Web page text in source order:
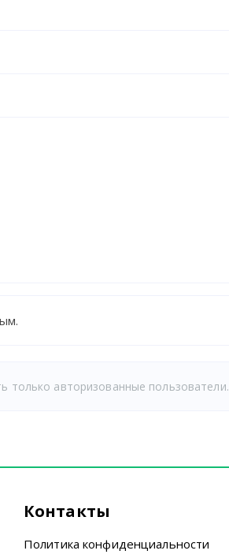
только авторизованные пользователи.
Контакты
Политика конфиденциальности